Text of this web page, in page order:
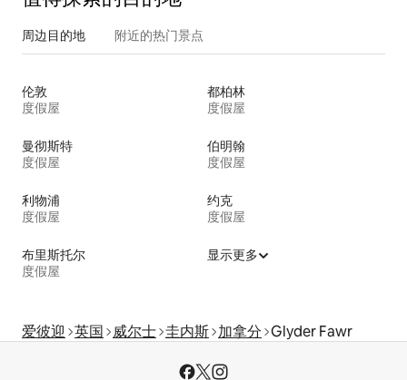
周边目的地 附近的热门景点
伦敦
度假屋
都柏林
度假屋
曼彻斯特
度假屋
伯明翰
度假屋
利物浦
度假屋
约克
度假屋
布里斯托尔
度假屋
显示更多
爱彼迎 英国 威尔士 圭内斯 加拿分 Glyder Fawr